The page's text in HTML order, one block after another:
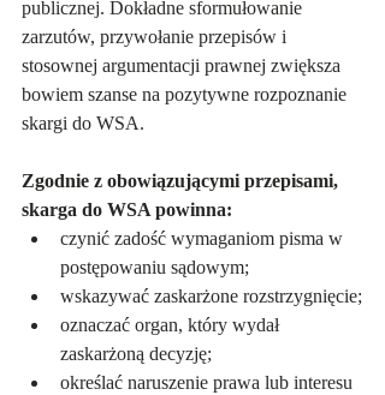
publicznej. Dokładne sformułowanie
zarzutów, przywołanie przepisów i
stosownej argumentacji prawnej zwiększa
bowiem szanse na pozytywne rozpoznanie
skargi do WSA.
Zgodnie z obowiązującymi przepisami,
skarga do WSA powinna:
czynić zadość wymaganiom pisma w
postępowaniu sądowym;
wskazywać zaskarżone rozstrzygnięcie;
oznaczać organ, który wydał
zaskarżoną decyzję;
określać naruszenie prawa lub interesu